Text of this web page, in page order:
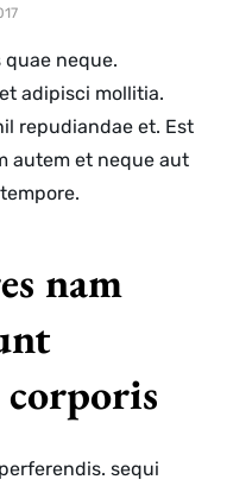
neque.
adipisci mollitia.
repudiandae et. Est
autem et neque aut
nam
sequi